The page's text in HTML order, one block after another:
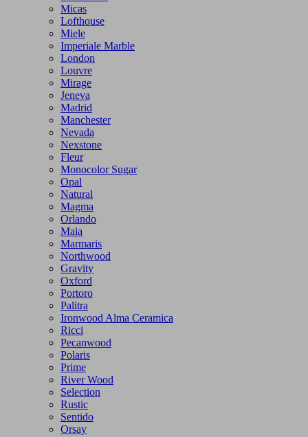
Micas
Lofthouse
Miele
Imperiale Marble
London
Louvre
Mirage
Jeneva
Madrid
Manchester
Nevada
Nexstone
Fleur
Monocolor Sugar
Opal
Natural
Magma
Orlando
Maia
Marmaris
Northwood
Gravity
Oxford
Portoro
Palitra
Ironwood Alma Ceramica
Ricci
Pecanwood
Polaris
Prime
River Wood
Selection
Rustic
Sentido
Orsay